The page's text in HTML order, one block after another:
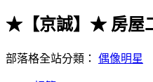
★【京誠】★ 房屋
部落格全站分類： 偶像明星